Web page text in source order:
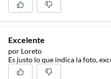
Excelente
por Loreto
Es justo lo que indica la foto,